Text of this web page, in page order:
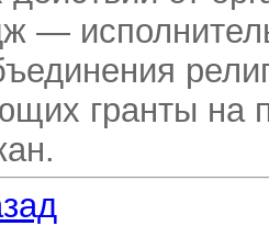
—
гранты на